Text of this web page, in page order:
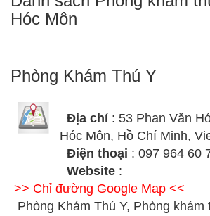
Hóc Môn
Phòng Khám Thú Y
Địa chỉ : 53 Phan Văn
Hóc Môn, Hồ Chí Minh,
Điện thoại : 097 964 60
Website :
>> Chỉ đường Google Map <<
Phòng Khám Thú Y, Phòng khám